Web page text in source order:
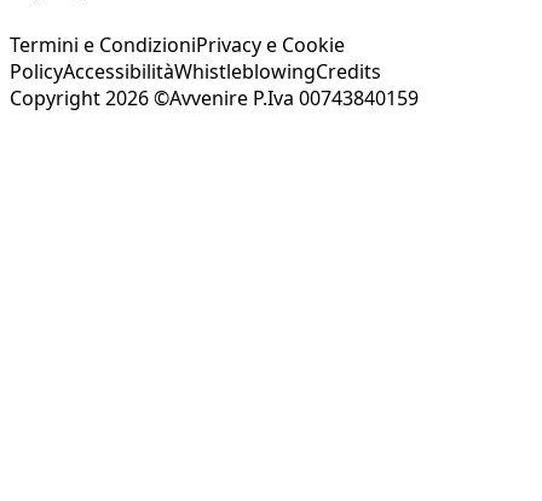
Termini e CondizioniPrivacy e Cookie
PolicyAccessibilitàWhistleblowingCredits
Copyright 2026 ©Avvenire P.Iva 00743840159